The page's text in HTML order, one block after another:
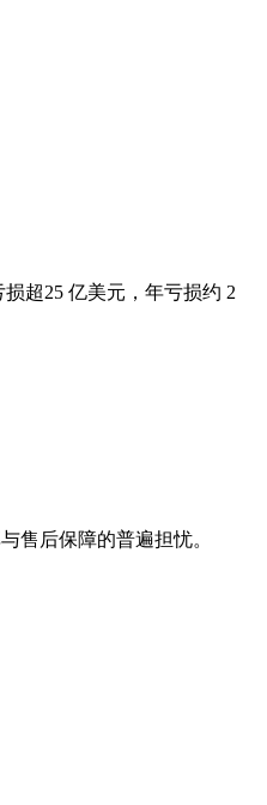
超25 亿美元，年亏损约 2
售后保障的普遍担忧。